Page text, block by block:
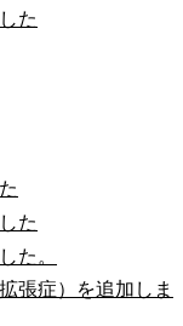
た
た
た。
張症）を追加しま